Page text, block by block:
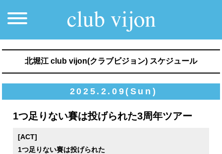
北堀江 club vijon(クラブビジョン) スケジュール
2025.2.09(Sun)
1つ足りない賽は投げられた3周年ツアー
[ACT]
1つ足りない賽は投げられた